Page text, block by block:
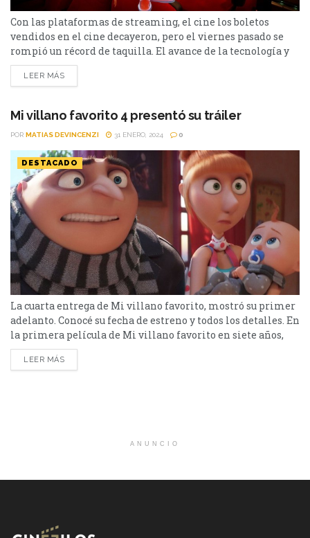
Con las plataformas de streaming, el cine los boletos
vendidos en el cine decayeron, pero el viernes pasado se
rompió un récord de taquilla. El avance de la tecnología y
las plataformas de streaming, han hecho que menos
personas concurran al cine. Aunque parece ser un debate
LEER MÁS
Mi villano favorito 4 presentó su tráiler
POR MATIAS DEVINCENZI 31 ENERO, 2024 0
DESTACADO
La cuarta entrega de Mi villano favorito, mostró su primer
adelanto. Conocé su fecha de estreno y todos los detalles. En
la primera película de Mi villano favorito en siete años,
Gru -que ahora es agente de la Liga Anti-Villanos- regresa
para una nueva y emocionante era de caos de los Minions
LEER MÁS
ANUNCIO